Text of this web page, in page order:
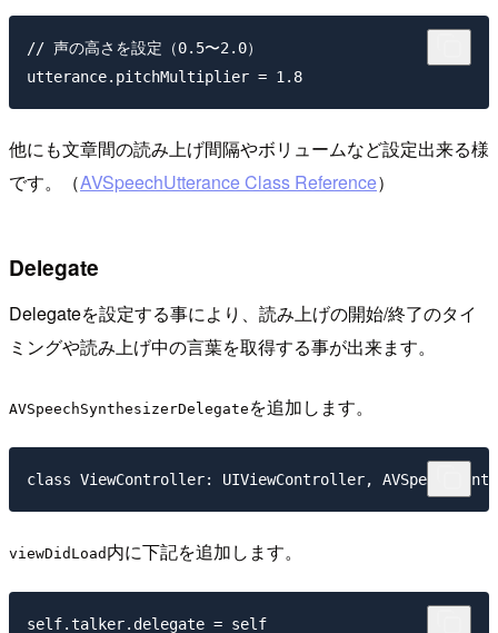
// 声の高さを設定（0.5〜2.0）
他にも文章間の読み上げ間隔やボリュームなど設定出来る様
です。（AVSpeechUtterance Class Reference）
Delegate
Delegateを設定する事により、読み上げの開始/終了のタイ
ミングや読み上げ中の言葉を取得する事が出来ます。
AVSpeechSynthesizerDelegate を追加します。
viewDidLoad 内に下記を追加します。